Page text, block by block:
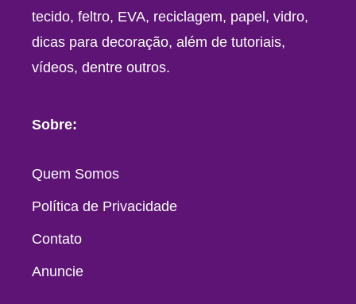
tecido, feltro, EVA, reciclagem, papel, vidro,
dicas para decoração, além de tutoriais,
vídeos, dentre outros.
Sobre:
Quem Somos
Política de Privacidade
Contato
Anuncie